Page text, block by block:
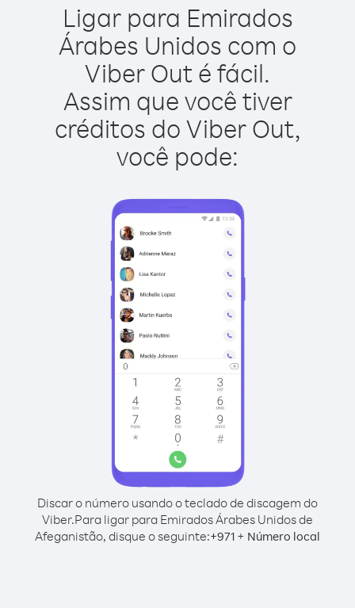
Ligar para Emirados
Árabes Unidos com o
Viber Out é fácil.
Assim que você tiver
créditos do Viber Out,
você pode:
Discar o número usando o teclado de discagem do
Viber.Para ligar para Emirados Árabes Unidos de
Afeganistão, disque o seguinte:+971 + Número local